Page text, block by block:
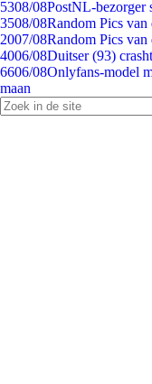
5308/08PostNL-bezorger
3508/08Random Pics
2007/08Random Pics
4006/08Duitser (93)
6606/08Onlyfans-model
maan